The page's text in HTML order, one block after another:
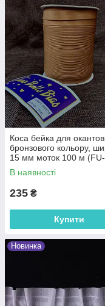
Коса бейка для
бронзового кольору,
15 мм моток 100 м
В наявності
235 ₴
Купити
Новинка